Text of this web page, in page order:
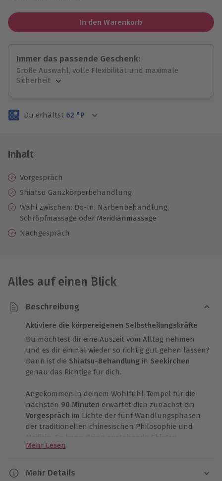
In den Warenkorb
Immer das passende Geschenk:
Große Auswahl, volle Flexibilität und maximale
Sicherheit
Volle Flexibilität
3 Jahre gültig & verlängerbar.
Du erhältst 62 °P
Inhalt
Vorgespräch
Shiatsu Ganzkörperbehandlung
Wahl zwischen: Do-In, Narbenbehandlung,
Schröpfmassage oder Meridianmassage
Nachgespräch
Alles auf einen Blick
Beschreibung
Aktiviere die körpereigenen Selbstheilungskräfte
Du möchtest dir eine Auszeit vom Alltag nehmen
und es dir einmal wieder so richtig gut gehen lassen?
Dann ist die Shiatsu-Behandlung in Seekirchen
genau das Richtige für dich.
Angekommen in deinem Wohlfühl-Tempel für die
nächsten 90 Minuten erwartet dich zunächst ein
Vorgespräch im Lichte der fünf Wandlungsphasen
der traditionellen chinesischen Philosophie und
Medizin. So kann deine anstehende
Shiatsu
Ganzkörperbehandlung
Japan stammende Methode manueller Körperarbeit,
Mehr Lesen
Mehr Details